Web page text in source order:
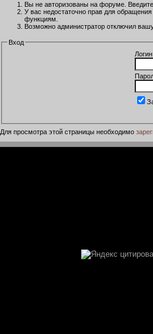
Вы не авторизованы на форуме.
У вас недостаточно прав для
функциям.
Возможно администратор отключил
Вход
Логин:
Для просмотра этой страницы необходимо